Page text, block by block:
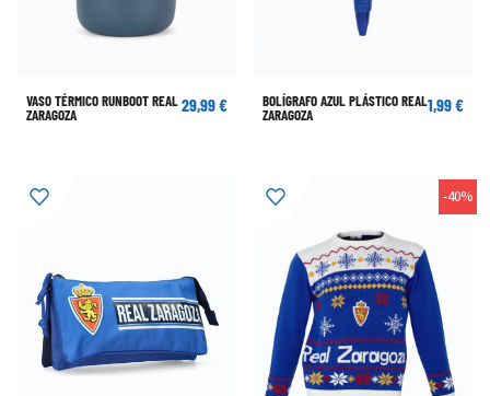
VASO TÉRMICO RUNBOOT REAL
ZARAGOZA
29,99 €
BOLÍGRAFO AZUL PLÁSTICO REAL
ZARAGOZA
1,99 €
-40%